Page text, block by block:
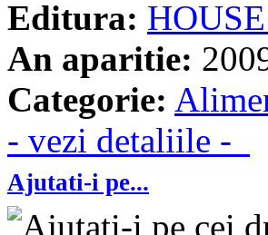
Editura:
An aparitie:
Categorie:
- vezi detaliile -
Ajutati-i pe...